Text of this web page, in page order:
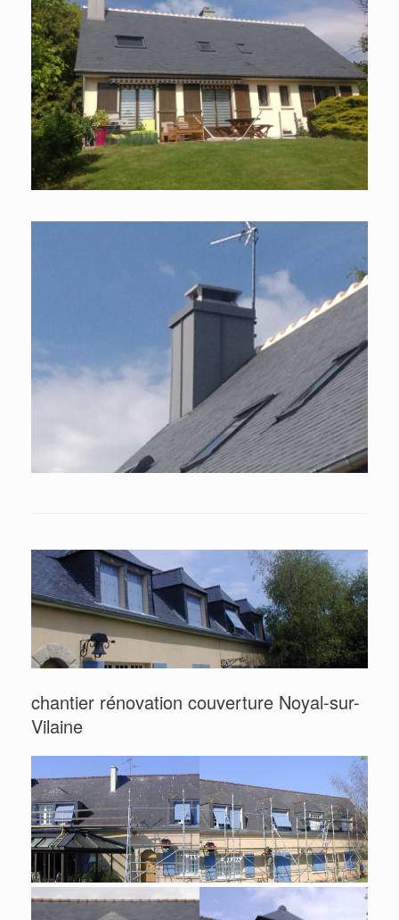
chantier rénovation couverture Noyal-sur-
Vilaine